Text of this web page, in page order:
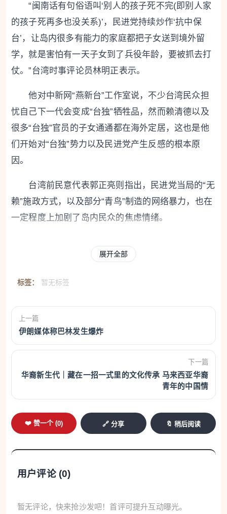
“闽南话有句俗语叫‘别人的孩子死不完(即别人家
的孩子死再多也没关系)’，民进党持续炒作‘抗中保
台’，让岛内很多有能力的家庭都把子女送到境外留
学，就是害怕有一天子女到了兵役年龄，要被抓去打
仗。”台湾时事评论员林明正表示。
他对中新网“燕新台”工作室说，不少台湾民众担
忧自己下一代会变成“台独”牺牲品，然而赖清德以及
很多“台独”官员的子女通通都在海外定居，这也是他
们开始对“台独”势力以及民进党产生反感的根本原
因。
台湾前民意代表郭正亮则指出，民进党当局的“无
赖”施政方式，以及部分“青鸟”制造的网络暴力，也在
一定程度上加剧了岛内民众的焦虑情绪。
因，是岛内民众对美国信任的持续崩塌。
台湾时事评论员谢志传表示，美国长期将台湾视
台湾民众认为，美国不仅难以信任，甚至可能在关键
时刻“出卖台湾”，岛内“疑美”“反美”情绪持续升温，也
促使不少民众开始办理“第二本护照”、转移海外资
台湾《联合报》社论认为，民进党把战争恐惧当
立的“抗中”牌，借由操作“亡国感”收割政治红利，却正
悄悄用脚投票。赖清德不断升高两岸冲突，反而把人
展开全部
标签： 暂无标签
上一篇
伊朗媒体称巴林发生爆炸
下一篇
华裔新生代｜藏在一招一式里的文化传承 马来西亚华裔
青年的中国情
❤️ 赞一个 (0) 🔗 分享 🔖 稍后阅读
用户评论 (0)
暂无评论，快来抢沙发吧！首评可提升互动曝光。